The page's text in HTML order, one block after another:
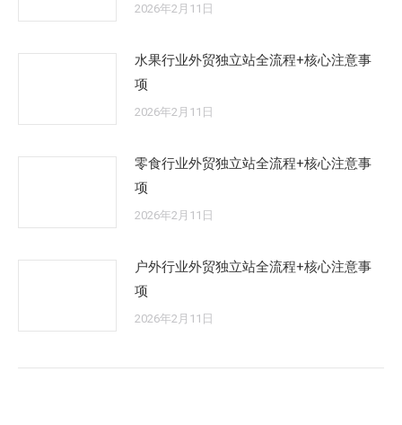
2026年2月11日
水果行业外贸独立站全流程+核心注意事
项
2026年2月11日
零食行业外贸独立站全流程+核心注意事
项
2026年2月11日
户外行业外贸独立站全流程+核心注意事
项
2026年2月11日